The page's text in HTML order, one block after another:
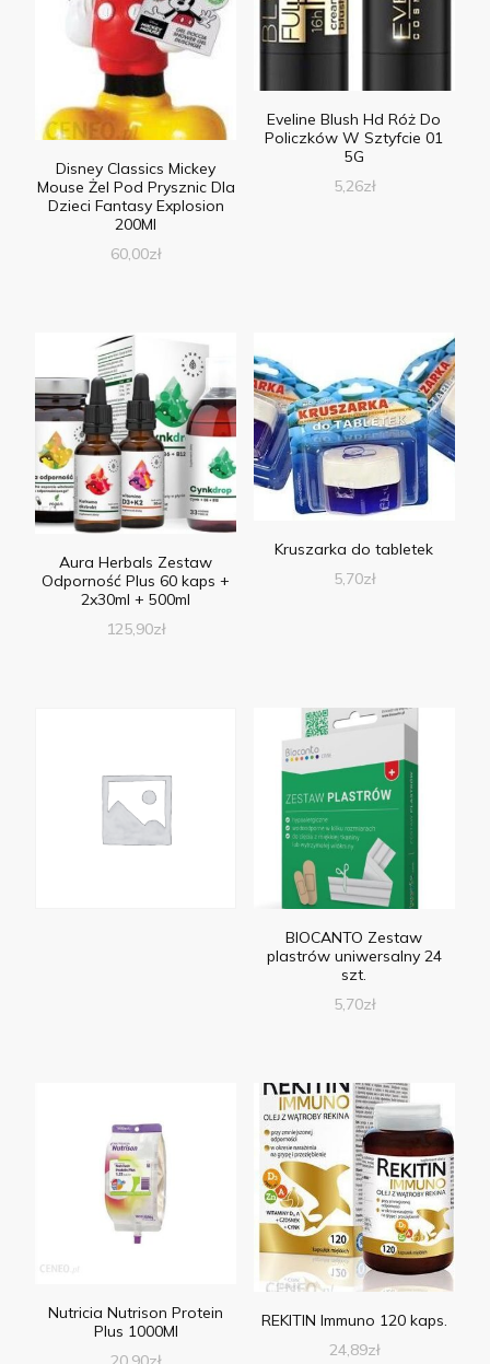
Disney Classics Mickey
Mouse Żel Pod Prysznic Dla
Dzieci Fantasy Explosion
200Ml
60,00zł
Eveline Blush Hd Róż Do
Policzków W Sztyfcie 01
5G
5,26zł
Aura Herbals Zestaw
Odporność Plus 60 kaps +
2x30ml + 500ml
125,90zł
Kruszarka do tabletek
5,70zł
BIOCANTO Zestaw
plastrów uniwersalny 24
szt.
5,70zł
Nutricia Nutrison Protein
Plus 1000Ml
REKITIN Immuno 120 kaps.
24,89zł